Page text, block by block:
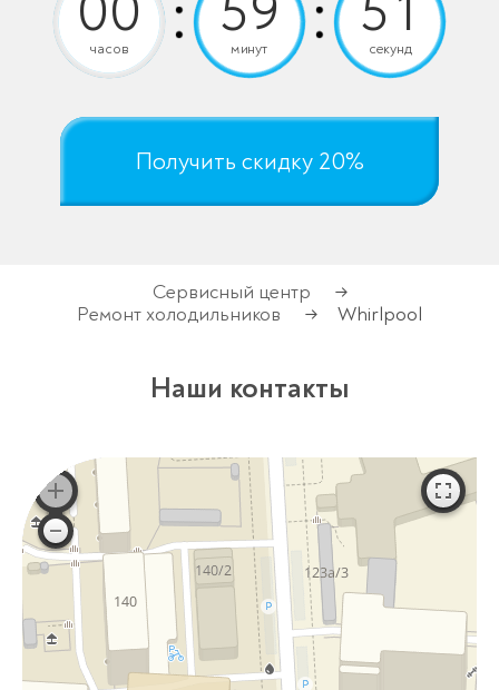
часов минут секунд
Получить скидку 20%
Сервисный центр
→
Ремонт холодильников
→ Whirlpool
Наши контакты